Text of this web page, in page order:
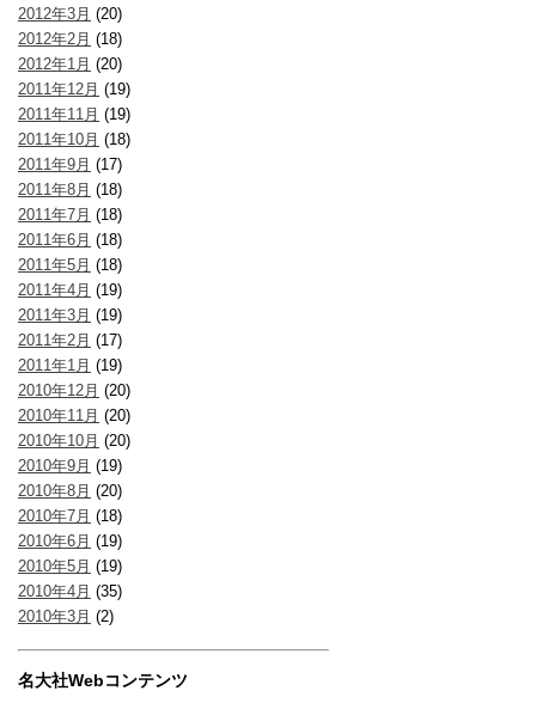
2012年3月 (20)
2012年2月 (18)
2012年1月 (20)
2011年12月 (19)
2011年11月 (19)
2011年10月 (18)
2011年9月 (17)
2011年8月 (18)
2011年7月 (18)
2011年6月 (18)
2011年5月 (18)
2011年4月 (19)
2011年3月 (19)
2011年2月 (17)
2011年1月 (19)
2010年12月 (20)
2010年11月 (20)
2010年10月 (20)
2010年9月 (19)
2010年8月 (20)
2010年7月 (18)
2010年6月 (19)
2010年5月 (19)
2010年4月 (35)
2010年3月 (2)
名大社Webコンテンツ